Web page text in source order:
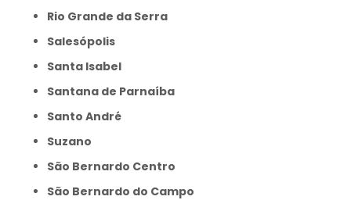
Rio Grande da Serra
Salesópolis
Santa Isabel
Santana de Parnaíba
Santo André
Suzano
São Bernardo Centro
São Bernardo do Campo